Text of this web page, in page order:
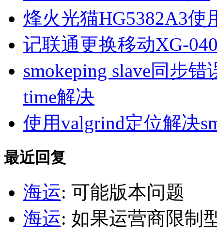
烽火光猫HG5382A3使
记联通更换移动XG-
smokeping slave同步错
time解决
使用valgrind定位解决
最近回复
海运: 可能版本问题
海运: 如果运营商限制